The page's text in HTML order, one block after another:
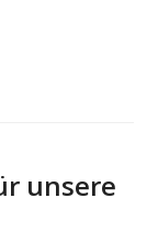
unsere